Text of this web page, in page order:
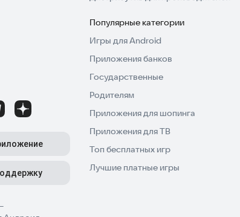
Популярные категории
Игры для Android
Приложения банков
Государственные
Родителям
Приложения для шопинга
Приложения для ТВ
Топ бесплатных игр
Лучшие платные игры